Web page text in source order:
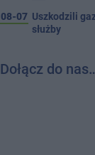
08-07 Uszkodzili
służby
Dołącz do